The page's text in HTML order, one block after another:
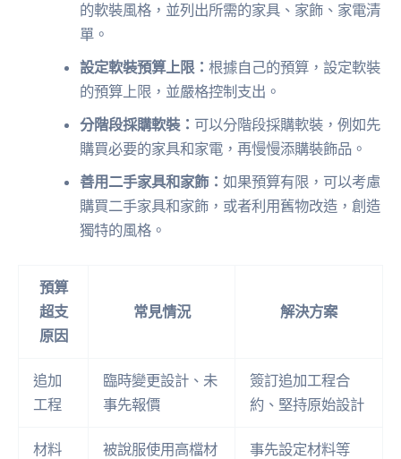
的軟裝風格，並列出所需的家具、家飾、家電清
單。
設定軟裝預算上限：根據自己的預算，設定軟裝
的預算上限，並嚴格控制支出。
分階段採購軟裝： 可以分階段採購軟裝，例如先
購買必要的家具和家電，再慢慢添購裝飾品。
善用二手家具和家飾：如果預算有限，可以考慮
購買二手家具和家飾，或者利用舊物改造，創造
獨特的風格。
預算
超支
原因
常見情況 解決方案
追加
工程
臨時變更設計、未
事先報價
簽訂追加工程合
約、堅持原始設計
材料
被說服使用高檔材
事先設定材料等